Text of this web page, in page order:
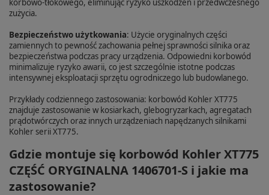
zużycia.
Bezpieczeństwo użytkowania: Użycie oryginalnych części
zamiennych to pewność zachowania pełnej sprawności silnika oraz
bezpieczeństwa podczas pracy urządzenia. Odpowiedni korbowód
minimalizuje ryzyko awarii, co jest szczególnie istotne podczas
intensywnej eksploatacji sprzętu ogrodniczego lub budowlanego.
Przykłady codziennego zastosowania: korbowód Kohler XT775
znajduje zastosowanie w kosiarkach, glebogryzarkach, agregatach
prądotwórczych oraz innych urządzeniach napędzanych silnikami
Kohler serii XT775.
Gdzie montuje się korbowód Kohler XT775
CZĘŚĆ ORYGINALNA 1406701-S i jakie ma
zastosowanie?